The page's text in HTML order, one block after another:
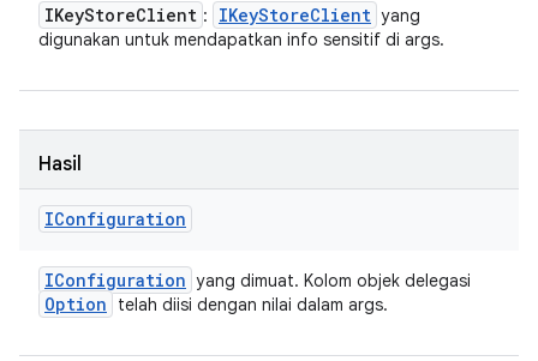
IKeyStoreClient : IKeyStoreClient yang
digunakan untuk mendapatkan info sensitif di args.
Hasil
IConfiguration
IConfiguration yang dimuat. Kolom objek delegasi
Option telah diisi dengan nilai dalam args.